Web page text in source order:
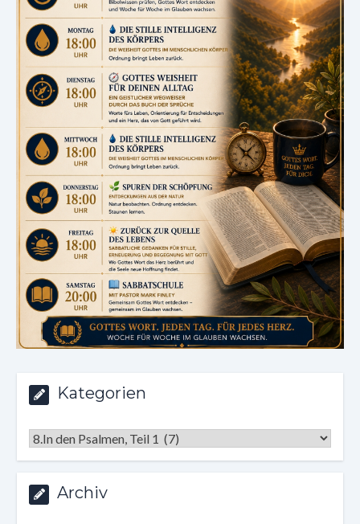
Kategorien
Kategorien
Archiv